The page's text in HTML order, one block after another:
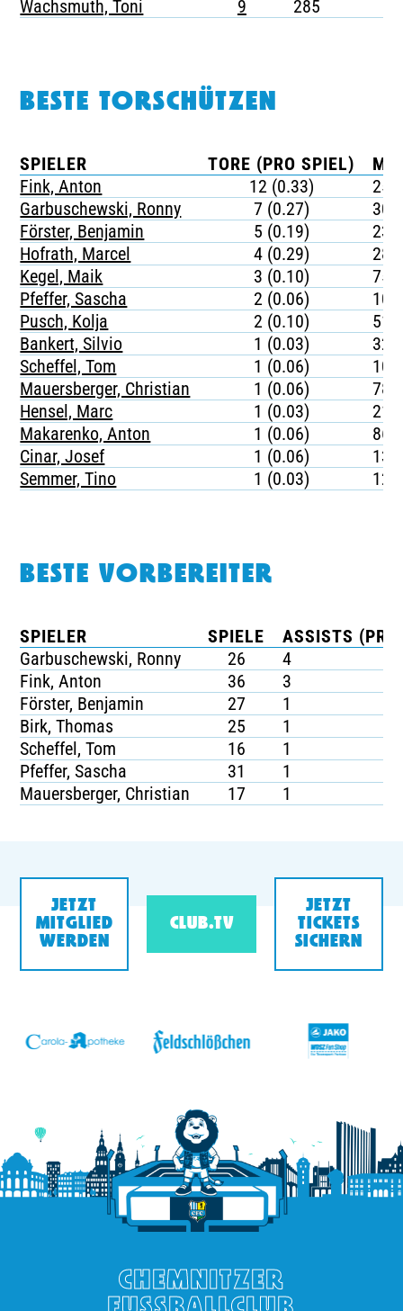
Wachsmuth, Toni
9 285
BESTE TORSCHÜTZEN
SPIELER TORE (PRO SPIEL)
Fink, Anton
12 (0.33)
253
Garbuschewski, Ronny
7 (0.27)
305
Förster, Benjamin
5 (0.19)
232
Hofrath, Marcel
4 (0.29)
283
Kegel, Maik
3 (0.10)
759
Pfeffer, Sascha
2 (0.06)
Pusch, Kolja
2 (0.10)
512
Bankert, Silvio
1 (0.03)
Scheffel, Tom
1 (0.06)
Mauersberger, Christian
1 (0.06)
782
Hensel, Marc
1 (0.03)
Makarenko, Anton
1 (0.06)
860
Cinar, Josef
1 (0.06)
Semmer, Tino
1 (0.03)
BESTE VORBEREITER
SPIELER SPIELE
ASSISTS
Garbuschewski, Ronny
26
4
Fink, Anton
36
3
Förster, Benjamin
27
1
Birk, Thomas
25
1
Scheffel, Tom
16
1
Pfeffer, Sascha
31
1
Mauersberger, Christian
17 1
JETZT
MITGLIED
WERDEN
CLUB.TV
JETZT
TICKETS
SICHERN
CHEMNITZER